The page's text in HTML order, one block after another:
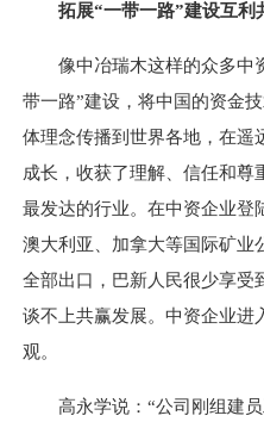
拓展“一带一路”建设互利
像中冶瑞木这样的众多中
带一路”建设，将中国的资金
体理念传播到世界各地，在遥
成长，收获了理解、信任和尊
最发达的行业。在中资企业登
澳大利亚、加拿大等国际矿业
全部出口，巴新人民很少享受
谈不上共赢发展。中资企业进
观。
高永学说：“公司刚组建员